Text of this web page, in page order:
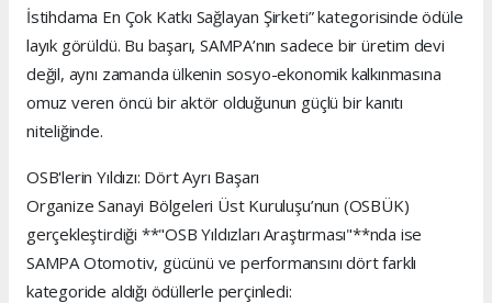
İstihdama En Çok Katkı Sağlayan Şirketi” kategorisinde ödüle
layık görüldü. Bu başarı, SAMPA’nın sadece bir üretim devi
değil, aynı zamanda ülkenin sosyo-ekonomik kalkınmasına
omuz veren öncü bir aktör olduğunun güçlü bir kanıtı
niteliğinde.
OSB'lerin Yıldızı: Dört Ayrı Başarı
Organize Sanayi Bölgeleri Üst Kuruluşu’nun (OSBÜK)
gerçekleştirdiği **"OSB Yıldızları Araştırması"**nda ise
SAMPA Otomotiv, gücünü ve performansını dört farklı
kategoride aldığı ödüllerle perçinledi: